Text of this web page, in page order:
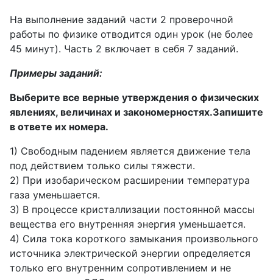
На выполнение заданий части 2 проверочной
работы по физике отводится один урок (не более
45 минут). Часть 2 включает в себя 7 заданий.
Примеры заданий:
Выберите все верные утверждения о физических
явлениях, величинах и закономерностях.Запишите
в ответе их номера.
1) Свободным падением является движение тела
под действием только силы тяжести.
2) При изобарическом расширении температура
газа уменьшается.
3) В процессе кристаллизации постоянной массы
вещества его внутренняя энергия уменьшается.
4) Сила тока короткого замыкания произвольного
источника электрической энергии определяется
только его внутренним сопротивлением и не